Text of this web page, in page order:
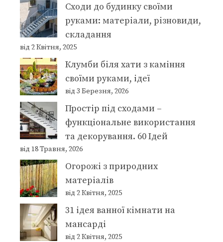
Сходи до будинку своїми
руками: матеріали, різновиди,
складання
від 2 Квітня, 2025
Клумби біля хати з каміння
своїми руками, ідеї
від 3 Березня, 2026
Простір під сходами –
функціональне використання
та декорування. 60 Ідей
від 18 Травня, 2026
Огорожі з природних
матеріалів
від 2 Квітня, 2025
31 ідея ванної кімнати на
мансарді
від 2 Квітня, 2025